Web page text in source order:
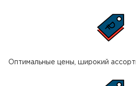
Оптимальные цены, широкий